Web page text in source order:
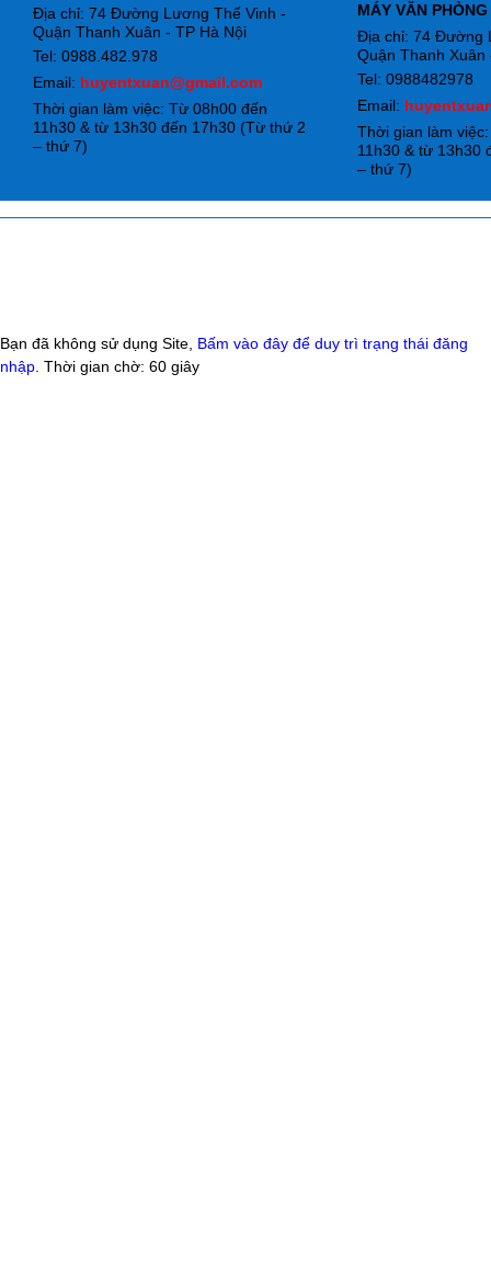
Địa chỉ: 74 Đường Lương Thế Vinh -
Quận Thanh Xuân - TP Hà Nội
Tel: 0988.482.978
Email: huyentxuan@gmail.com
Thời gian làm việc: Từ 08h00 đến
11h30 & từ 13h30 đến 17h30 (Từ thứ 2
– thứ 7)
MÁY VĂN PHÒNG
Địa chỉ: 74 Đường
Quận Thanh Xuân
Tel: 0988482978
Email:
Thời gian làm
11h30 & từ 13h30
– thứ 7)
Bạn đã không sử dụng Site, Bấm vào đây để duy trì trạng thái đăng
nhập . Thời gian chờ: 60 giây